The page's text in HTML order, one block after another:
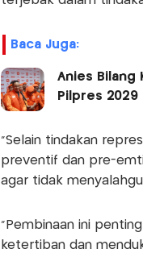
Baca Juga:
Anies Bilang
Pilpres 2029
"Selain tindakan
preventif dan pre-
agar tidak
“Pembinaan ini
ketertiban dan